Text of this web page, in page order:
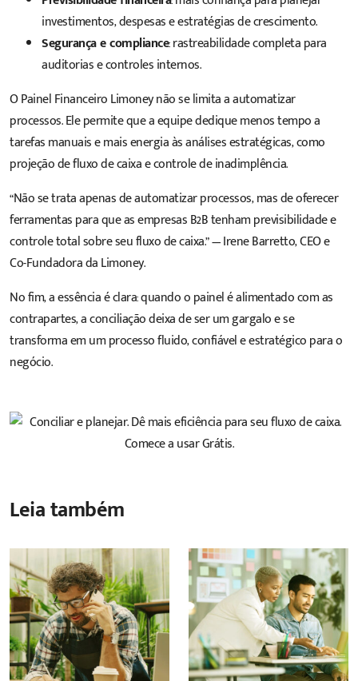
investimentos, despesas e estratégias de crescimento.
Segurança e compliance: rastreabilidade completa para
auditorias e controles internos.
O Painel Financeiro Limoney não se limita a automatizar
processos. Ele permite que a equipe dedique menos tempo a
tarefas manuais e mais energia às análises estratégicas, como
projeção de fluxo de caixa e controle de inadimplência.
“Não se trata apenas de automatizar processos, mas de oferecer
ferramentas para que as empresas B2B tenham previsibilidade e
controle total sobre seu fluxo de caixa.” — Irene Barretto, CEO e
Co-Fundadora da Limoney.
No fim, a essência é clara: quando o painel é alimentado com as
contrapartes, a conciliação deixa de ser um gargalo e se
transforma em um processo fluido, confiável e estratégico para o
negócio.
Leia também